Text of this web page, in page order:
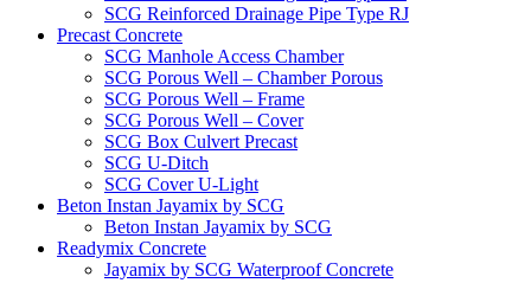
SCG Reinforced Drainage Pipe Type RJ
Precast Concrete
SCG Manhole Access Chamber
SCG Porous Well – Chamber Porous
SCG Porous Well – Frame
SCG Porous Well – Cover
SCG Box Culvert Precast
SCG U-Ditch
SCG Cover U-Light
Beton Instan Jayamix by SCG
Beton Instan Jayamix by SCG
Readymix Concrete
Jayamix by SCG Waterproof Concrete